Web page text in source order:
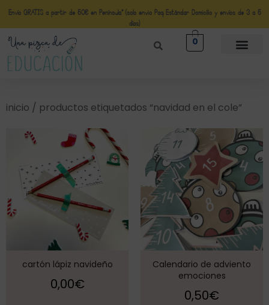
Envío GRATIS a partir de 50€ en Península* (solo envio Paq Estándar Domicilio y envíos de 3 a 5
días)
0
inicio / productos etiquetados “navidad en el cole”
cartón lápiz navideño
0,00€
Calendario de adviento
emociones
0,50€